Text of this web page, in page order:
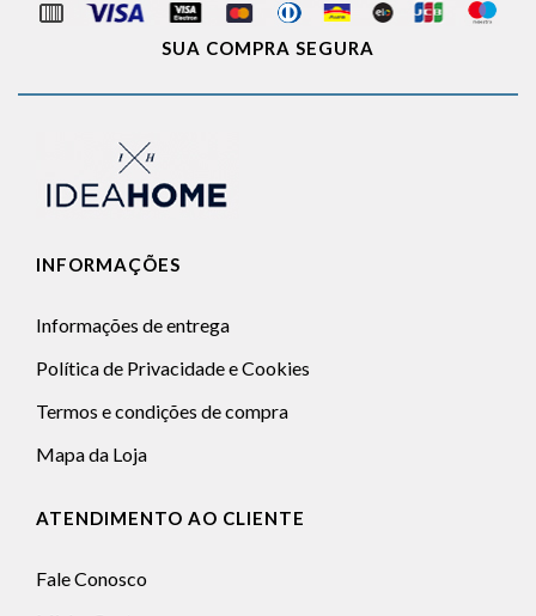
SUA COMPRA SEGURA
INFORMAÇÕES
Informações de entrega
Política de Privacidade e Cookies
Termos e condições de compra
Mapa da Loja
ATENDIMENTO AO CLIENTE
Fale Conosco